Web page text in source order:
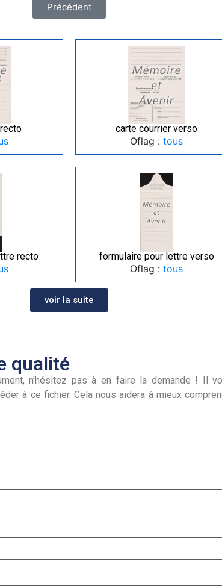
Précédent
carte courrier verso
Oflag : tous
recto formulaire pour lettre verso
Oflag : tous
voir la suite
qualité
n’hésitez pas à en faire la demande ! Il
à ce fichier. Cela nous aidera à mieux